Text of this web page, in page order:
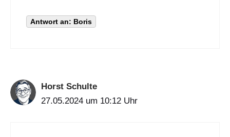
Antwort an: Boris
Horst Schulte
27.05.2024 um 10:12 Uhr